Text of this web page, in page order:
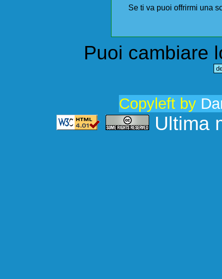
Se ti va puoi offrirmi una
Puoi cambiare
Copyleft by
Ultima